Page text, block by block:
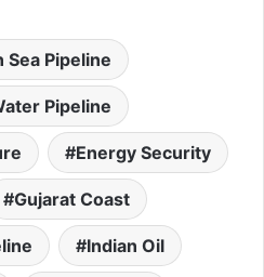
Sea Pipeline
Pipeline
Energy Security
Gujarat Coast
Indian Oil